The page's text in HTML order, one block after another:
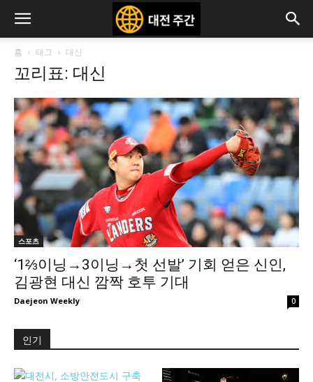
홈 태그 대신
꼬리표: 대신
스포츠
‘1⅔이닝→3이닝→첫 선발’ 기회 얻은 신인,
김광현 대신 깜짝 호투 기대
Daejeon Weekly 0
인기